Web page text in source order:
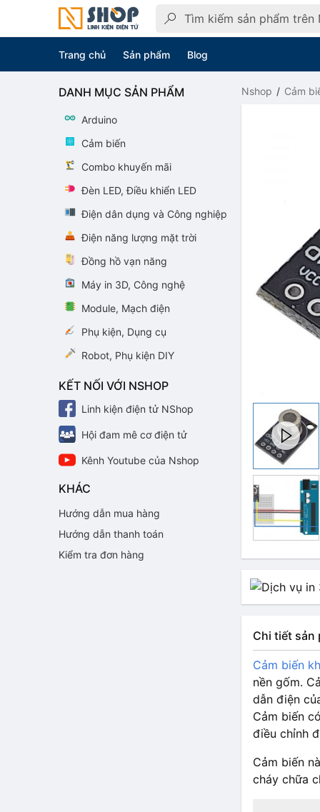
Trang chủ Sản phẩm Blog
Nshop Cảm
Chi tiết sản
Cảm biến
nền gốm.
dẫn điện
Cảm biến
điều chỉnh
Cảm biến
cháy chữa
DANH MỤC SẢN PHẨM
Arduino
Cảm biến
Combo khuyến mãi
Đèn LED, Điều khiển LED
Điện dân dụng và Công nghiệp
Điện năng lượng mặt trời
Đồng hồ vạn năng
Máy in 3D, Công nghệ
Module, Mạch điện
Phụ kiện, Dụng cụ
Robot, Phụ kiện DIY
KẾT NỐI VỚI NSHOP
Linh kiện điện tử NShop
Hội đam mê cơ điện tử
Kênh Youtube của Nshop
KHÁC
Hướng dẫn mua hàng
Hướng dẫn thanh toán
Kiểm tra đơn hàng